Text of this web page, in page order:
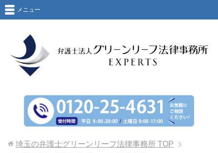
メニュー
埼玉の弁護士グリーンリーフ法律事務所 TOP